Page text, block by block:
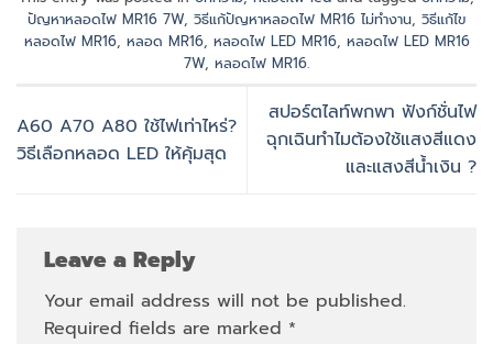
ปัญหาหลอดไฟ MR16 7W, วิธีแก้ปัญหาหลอดไฟ MR16 ไม่ทำงาน, วิธีแก้ไข
หลอดไฟ MR16, หลอด MR16, หลอดไฟ LED MR16, หลอดไฟ LED MR16
7W, หลอดไฟ MR16.
A60 A70 A80 ใช้ไฟเท่าไหร่?
วิธีเลือกหลอด LED ให้คุ้มสุด
สปอร์ตไลท์พกพา ฟังก์ชั่นไฟ
ฉุกเฉินทำไมต้องใช้แสงสีแดง
และแสงสีน้ำเงิน ?
Leave a Reply
Your email address will not be published.
Required fields are marked *